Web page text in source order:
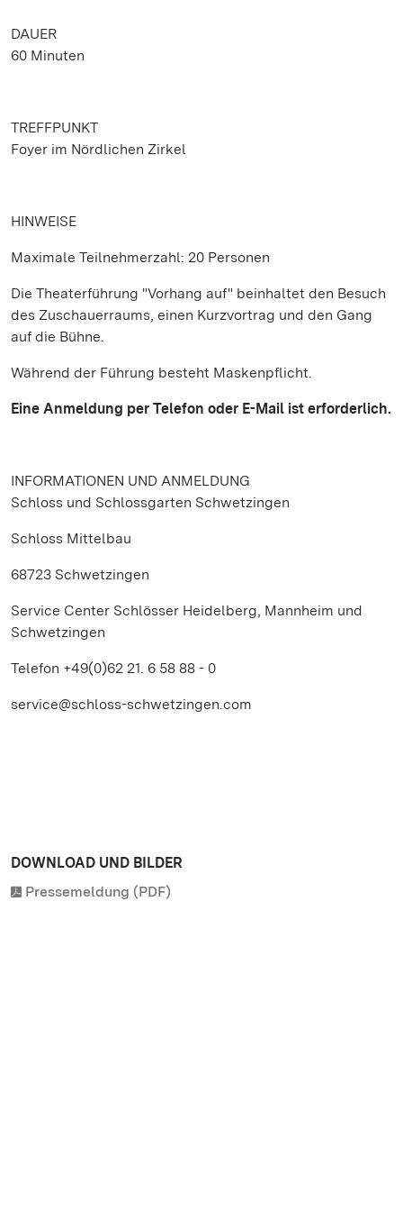
DAUER
60 Minuten
TREFFPUNKT
Foyer im Nördlichen Zirkel
HINWEISE
Maximale Teilnehmerzahl: 20 Personen
Die Theaterführung "Vorhang auf" beinhaltet den Besuch
des Zuschauerraums, einen Kurzvortrag und den Gang
auf die Bühne.
Während der Führung besteht Maskenpflicht.
Eine Anmeldung per Telefon oder E-Mail ist erforderlich.
INFORMATIONEN UND ANMELDUNG
Schloss und Schlossgarten Schwetzingen
Schloss Mittelbau
68723 Schwetzingen
Service Center Schlösser Heidelberg, Mannheim und
Schwetzingen
Telefon +49(0)62 21. 6 58 88 - 0
service@schloss-schwetzingen.com
DOWNLOAD UND BILDER
Pressemeldung (PDF)